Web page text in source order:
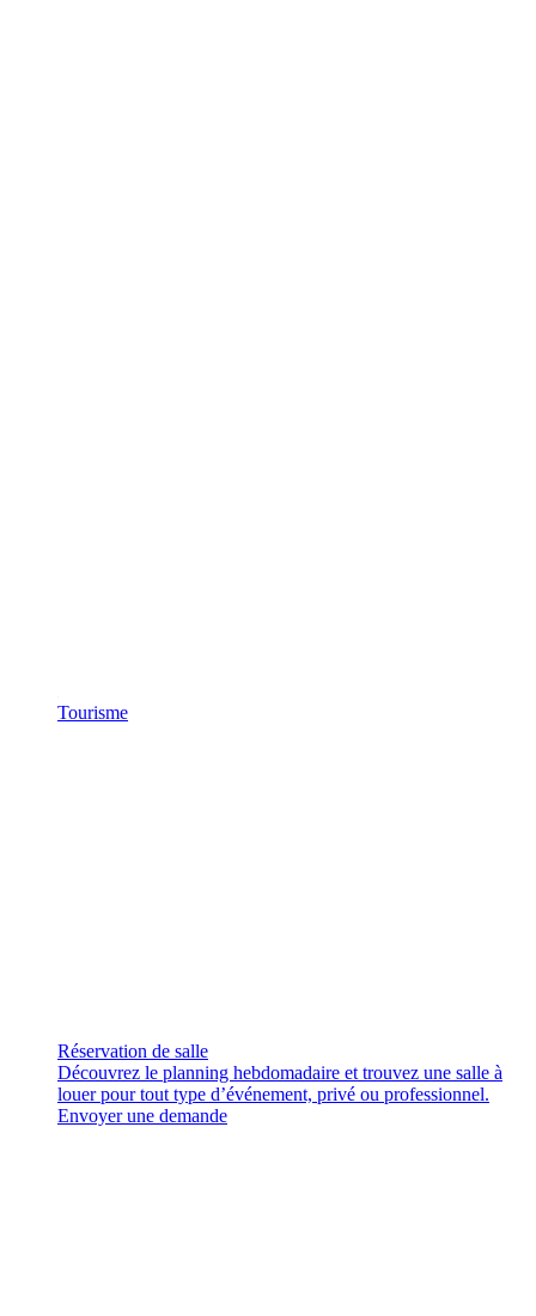
Tourisme
Réservation de salle
Découvrez le planning hebdomadaire et trouvez une salle à
louer pour tout type d’événement, privé ou professionnel.
Envoyer une demande